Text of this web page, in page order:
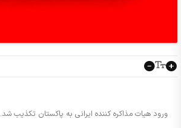
ورود هیات مذاکره کننده ایرانی به پاکستان تکذیب شد.